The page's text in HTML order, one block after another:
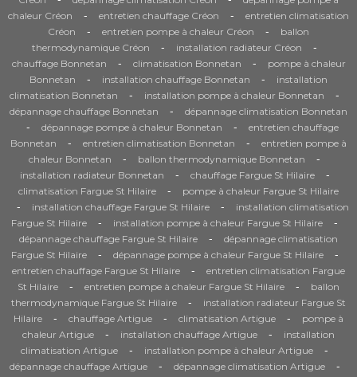
chaleur Créon
- entretien chauffage Créon -
entretien climatisation
Créon
- entretien pompe à chaleur Créon -
ballon
thermodynamique Créon
- installation radiateur Créon -
chauffage Bonnetan - climatisation Bonnetan -
pompe à chaleur
Bonnetan
- installation chauffage Bonnetan -
installation
climatisation Bonnetan
- installation pompe à chaleur Bonnetan -
dépannage chauffage Bonnetan - dépannage climatisation Bonnetan
- dépannage pompe à chaleur Bonnetan -
entretien chauffage
Bonnetan
- entretien climatisation Bonnetan -
entretien pompe à
chaleur Bonnetan
- ballon thermodynamique Bonnetan -
installation radiateur Bonnetan - chauffage Fargue St Hilaire -
climatisation Fargue St Hilaire - pompe à chaleur Fargue St Hilaire
- installation chauffage Fargue St Hilaire -
installation climatisation
Fargue St Hilaire
- installation pompe à chaleur Fargue St Hilaire -
dépannage chauffage Fargue St Hilaire -
dépannage climatisation
Fargue St Hilaire
- dépannage pompe à chaleur Fargue St Hilaire -
entretien chauffage Fargue St Hilaire -
entretien climatisation Fargue
St Hilaire
- entretien pompe à chaleur Fargue St Hilaire -
ballon
thermodynamique Fargue St Hilaire
-
installation radiateur Fargue St
Hilaire
- chauffage Artigue - climatisation Artigue -
pompe à
chaleur Artigue
- installation chauffage Artigue -
installation
climatisation Artigue
- installation pompe à chaleur Artigue -
dépannage chauffage Artigue - dépannage climatisation Artigue -